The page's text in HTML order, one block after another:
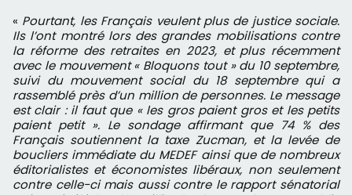
« Pourtant, les Français veulent plus de justice sociale.
Ils l’ont montré lors des grandes mobilisations contre
la réforme des retraites en 2023, et plus récemment
avec le mouvement « Bloquons tout » du 10 septembre,
suivi du mouvement social du 18 septembre qui a
rassemblé près d’un million de personnes. Le message
est clair : il faut que « les gros paient gros et les petits
paient petit ». Le sondage affirmant que 74 % des
Français soutiennent la taxe Zucman, et la levée de
boucliers immédiate du MEDEF ainsi que de nombreux
éditorialistes et économistes libéraux, non seulement
contre celle-ci mais aussi contre le rapport sénatorial